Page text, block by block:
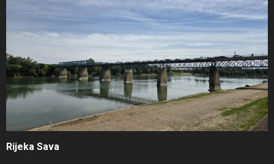
Rijeka Sava